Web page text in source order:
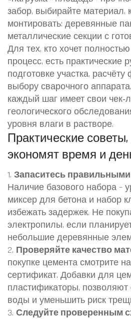
забор, выбирайте материал,
монтировать: деревянные
металлические секции с
Для тех, кто хочет
процесс, есть практические
подготовке участка,
выбору сварочного
каждый шаг имеет свои
геологического
уровня влаги в растворе.
Практические
экономят время и
1. Запаситесь
Наличие базового набора –
миксер для бетона и набор
избежать задержек. Не
электропилы, если
небольшие деревянные
2. Проверяйте качество
покупке цемента смотрите
сертификат. Добавки для
пластификаторы, позволяют
воды и уменьшить риск
3. Следуйте проверенным